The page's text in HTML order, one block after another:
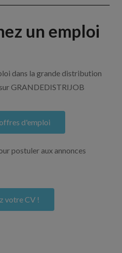
un emploi
dans la grande distribution
GRANDEDISTRIJOB
d'emploi
postuler aux annonces
votre CV !